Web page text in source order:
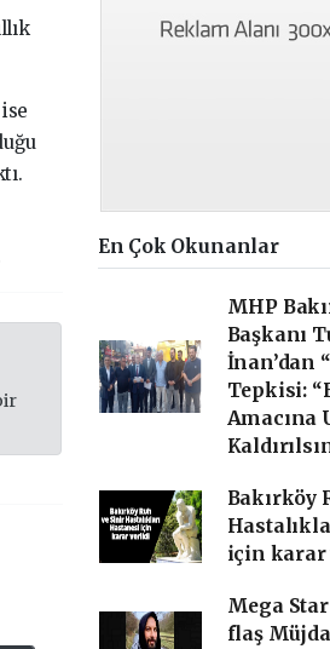
En Çok Okunanlar
MHP
Başkanı
İnan’dan
Tepkisi:
Amacına
Bakırköy
için karar
Mega
flaş